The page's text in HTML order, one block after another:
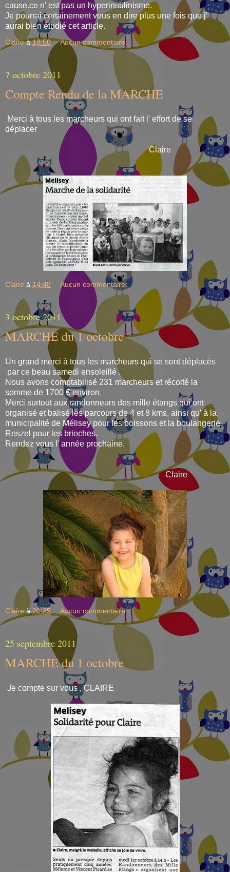
cause.ce n' est pas un hyperinsulinisme.
Je pourrai certainement vous en dire plus une fois que j'
aurai bien étudié cet article.
Claire à18:50 Aucun commentaire:
7 octobre 2011
Compte Rendu de la MARCHE
Merci à tous les marcheurs qui ont fait l' effort de se
déplacer
Claire
Claire à 14:48 Aucun commentaire:
3 octobre 2011
MARCHE du 1 octobre
Un grand merci à tous les marcheurs qui se sont déplacés
par ce beau samedi ensoleillé .
Nous avons comptabilisé 231 marcheurs et récolté la
somme de 1700 € environ.
Merci surtout aux randonneurs des mille étangs qui ont
organisé et balisé les parcours de 4 et 8 kms, ainsi qu' à la
municipalité de Mélisey pour les boissons et la boulangerie
Reszel pour les brioches.
Rendez vous l' année prochaine.
Claire
Claire à 20:25 Aucun commentaire:
25 septembre 2011
MARCHE du 1 octobre
Je compte sur vous , CLAIRE